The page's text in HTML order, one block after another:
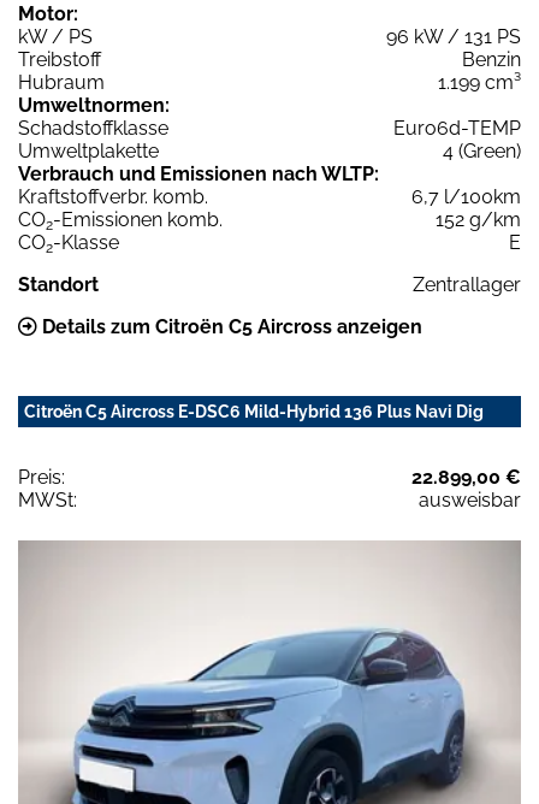
Motor:
kW / PS
96 kW / 131 PS
Treibstoff
Benzin
Hubraum
1.199 cm³
Umweltnormen:
Schadstoffklasse
Euro6d-TEMP
Umweltplakette
4 (Green)
Verbrauch und Emissionen nach WLTP:
Kraftstoffverbr. komb.
6,7 l/100km
CO2-Emissionen komb.
152 g/km
CO2-Klasse
E
Standort
Zentrallager
Details zum Citroën C5 Aircross anzeigen
Citroën C5 Aircross E-DSC6 Mild-Hybrid 136 Plus Navi Dig
Preis:
22.899,00 €
MWSt:
ausweisbar